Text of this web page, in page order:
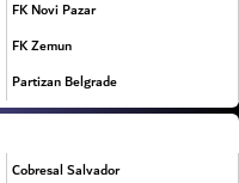
FK Novi Pazar
FK Zemun
Partizan Belgrade
Cobresal Salvador